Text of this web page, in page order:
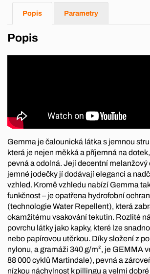
Popis Parametry
Popis
Gemma je čalounická látka s jemnou
která je nejen měkká a příjemná na
pevná a odolná. Její decentní melanžový
jemné jodečky jí dodávají eleganci a
vzhled. Kromě vzhledu nabízí Gemma
funkčnost – je opatřena hydrofobní
(technologie Water Repellent), která
okamžitému vsakování tekutin. Rozlité
povrchu látky jako kapky, které lze
nebo papírovou utěrkou. Díky složení z
nylonu, a gramáži 340 g/m², je GEMMA
88 000 cyklů Martindale), pevná a
nízkou náchylnost k pillingu a velmi